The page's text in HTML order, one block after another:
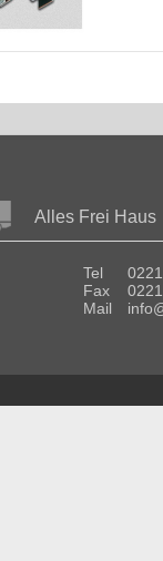
Alles Frei Haus
Tel
Fax
Mail